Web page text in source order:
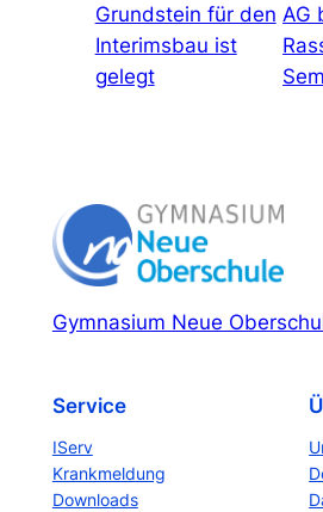
Grundstein für den
Interimsbau ist
gelegt
AG
Gymnasium Neue
Service
IServ
Krankmeldung
Downloads